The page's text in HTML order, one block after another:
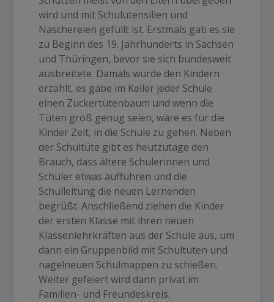
wird und mit Schulutensilien und
Naschereien gefüllt ist. Erstmals gab es sie
zu Beginn des 19. Jahrhunderts in Sachsen
und Thüringen, bevor sie sich bundesweit
ausbreitete. Damals wurde den Kindern
erzählt, es gäbe im Keller jeder Schule
einen Zuckertütenbaum und wenn die
Tüten groß genug seien, wäre es für die
Kinder Zeit, in die Schule zu gehen. Neben
der Schultüte gibt es heutzutage den
Brauch, dass ältere Schülerinnen und
Schüler etwas aufführen und die
Schulleitung die neuen Lernenden
begrüßt. Anschließend ziehen die Kinder
der ersten Klasse mit ihren neuen
Klassenlehrkräften aus der Schule aus, um
dann ein Gruppenbild mit Schultüten und
nagelneuen Schulmappen zu schießen.
Weiter gefeiert wird dann privat im
Familien- und Freundeskreis.